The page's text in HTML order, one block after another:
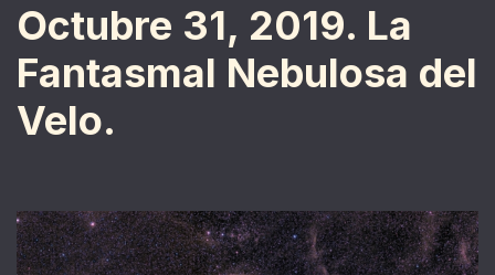
Octubre 31, 2019. La
Fantasmal Nebulosa del
Velo.